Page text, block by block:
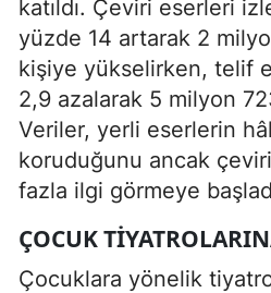
katıldı. Çeviri eserleri
yüzde 14 artarak 2
kişiye yükselirken, telif
2,9 azalarak 5 milyon
Veriler, yerli eserlerin
koruduğunu ancak
fazla ilgi görmeye
ÇOCUK
Çocuklara yönelik